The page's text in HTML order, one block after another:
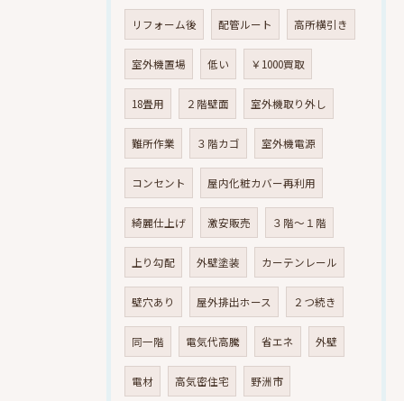
リフォーム後 配管ルート 高所横引き
室外機置場 低い ￥1000買取
18畳用 ２階壁面 室外機取り外し
難所作業 ３階カゴ 室外機電源
コンセント 屋内化粧カバー再利用
綺麗仕上げ 激安販売 ３階～１階
上り勾配 外壁塗装 カーテンレール
壁穴あり 屋外排出ホース ２つ続き
同一階 電気代高騰 省エネ 外壁
電材 高気密住宅 野洲市